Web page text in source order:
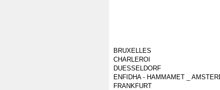
BRUXELLES
CHARLEROI
DUESSELDORF
ENFIDHA - HAMMAMET _
FRANKFURT